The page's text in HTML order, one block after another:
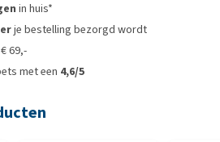
in huis*
je bestelling bezorgd wordt
69,-
met een 4,6/5